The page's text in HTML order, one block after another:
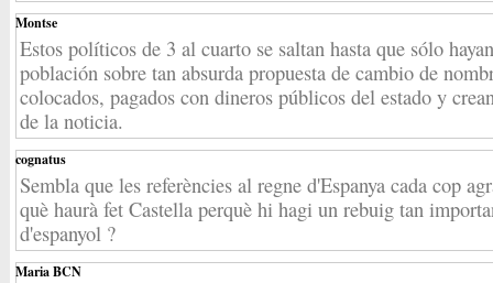
Montse
Estos políticos de 3 al cuarto se saltan hasta que sólo
población sobre tan absurda propuesta de cambio de
colocados, pagados con dineros públicos del estado y
de la noticia.
cognatus
Sembla que les referències al regne d'Espanya cada cop
què haurà fet Castella perquè hi hagi un rebuig tan
d'espanyol ?
Maria BCN